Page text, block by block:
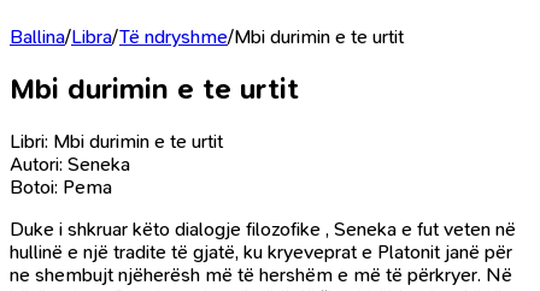
Ballina/Libra/Të ndryshme/Mbi durimin e te urtit
Mbi durimin e te urtit
Libri: Mbi durimin e te urtit
Autori: Seneka
Botoi: Pema
Duke i shkruar këto dialogje filozofike , Seneka e fut veten në
hullinë e një tradite të gjatë, ku kryeveprat e Platonit janë për
ne shembujt njëherësh më të hershëm e më të përkryer. Në